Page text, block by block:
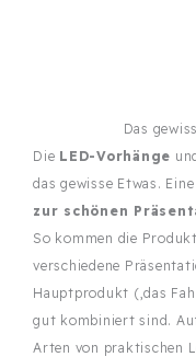
Das
Die LED-Vorhänge
das gewisse Etwas. Eine
zur schönen
So kommen die
verschiedene
Hauptprodukt (‚das
gut kombiniert sind.
Arten von praktischen